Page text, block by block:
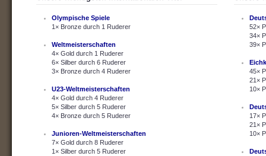
Olympische Spiele
1× Bronze durch 1 Ruderer
Weltmeisterschaften
4× Gold durch 1 Ruderer
6× Silber durch 6 Ruderer
3× Bronze durch 4 Ruderer
U23-Weltmeisterschaften
4× Gold durch 4 Ruderer
5× Silber durch 5 Ruderer
4× Bronze durch 5 Ruderer
Junioren-Weltmeisterschaften
7× Gold durch 8 Ruderer
1× Silber durch 5 Ruderer
52×
34×
39×
45×
21×
10×
17×
21×
10×